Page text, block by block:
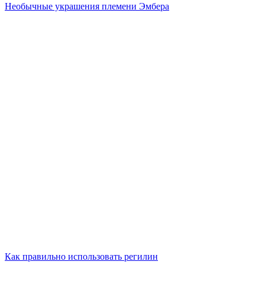
Необычные украшения племени Эмбера
Как правильно использовать регилин